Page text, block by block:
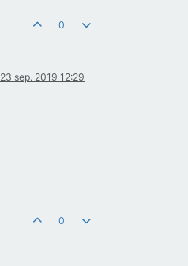
0
23 sep. 2019 12:29
0